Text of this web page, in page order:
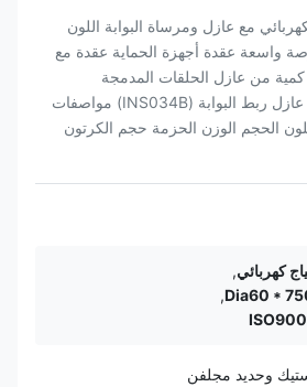
مع عازل ومرساة البوابة اللون
الخصائص 1. 1 بوصة واسعة عقدة أجهزة الحماية عقدة مع
الربيع ((HDL016B)2. 1 كمية من عازل الحلقات المدمجة
((INS004B)3. 1 قطعة عازل ربط البوابة (INS034B) مواصفات
الحجم الوزن الحزمة حجم الكرتون
,
,
وحديد مجلفن